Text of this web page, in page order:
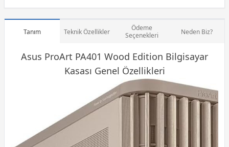
Tanım Teknik Özellikler
Ödeme
Seçenekleri
Neden Biz?
Asus ProArt PA401 Wood Edition Bilgisayar
Kasası Genel Özellikleri